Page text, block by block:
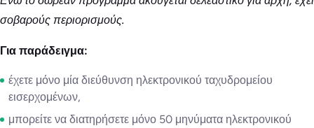
σοβαρούς περιορισμούς.
Για παράδειγμα:
έχετε μόνο μία διεύθυνση ηλεκτρονικού ταχυδρομείου
εισερχομένων,
μπορείτε να διατηρήσετε μόνο 50 μηνύματα ηλεκτρονικού